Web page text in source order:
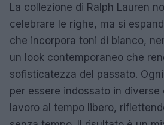
La collezione di Ralph Lauren
celebrare le righe, ma si
che incorpora toni di bianco,
un look contemporaneo che
sofisticatezza del passato.
per essere indossato in diverse
lavoro al tempo libero,